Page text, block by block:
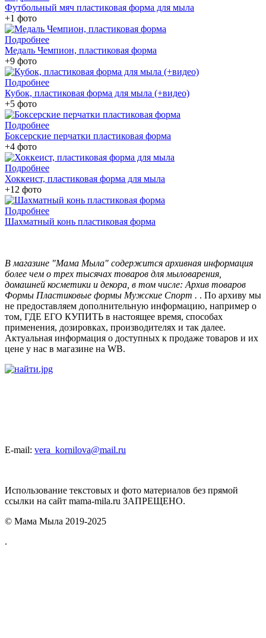
Футбольный мяч пластиковая форма для мыла
+1 фото
Подробнее
Медаль Чемпион, пластиковая форма
+9 фото
Подробнее
Кубок, пластиковая форма для мыла (+видео)
+5 фото
Подробнее
Боксерские перчатки пластиковая форма
+4 фото
Подробнее
Хоккеист, пластиковая форма для мыла
+12 фото
Подробнее
Шахматный конь пластиковая форма
В магазине "Мама Мыла" содержится архивная информация
более чем о трех тысячах товаров для мыловарения,
домашней косметики и декора, в том числе: Архив товаров
Формы Пластиковые формы Мужские Спорт . . По архиву мы
не предоставляем дополнительную информацию, например о
том, ГДЕ ЕГО КУПИТЬ в настоящее время, способах
применения, дозировках, производителях и так далее.
Актуальная информация о доступных к продаже товаров и их
цене у нас в магазине на WB.
E-mail: vera_kornilova@mail.ru
Использование текстовых и фото материалов без прямой
ссылки на сайт mama-mila.ru ЗАПРЕЩЕНО.
© Мама Мыла 2019-2025
.